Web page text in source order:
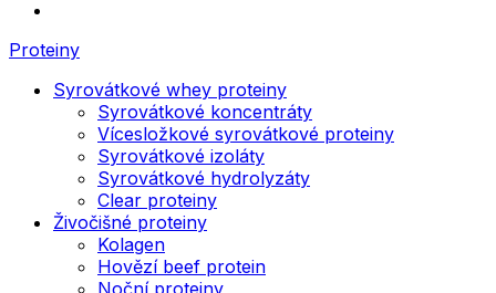
Proteiny
Syrovátkové whey proteiny
Syrovátkové koncentráty
Vícesložkové syrovátkové proteiny
Syrovátkové izoláty
Syrovátkové hydrolyzáty
Clear proteiny
Živočišné proteiny
Kolagen
Hovězí beef protein
Noční proteiny